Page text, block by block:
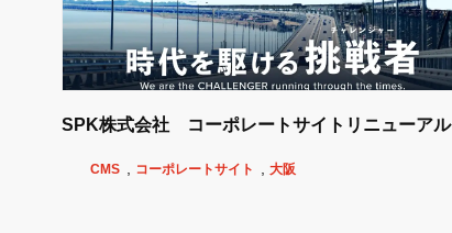
SPK株式会社 コーポレートサイトリニューアル
CMS コーポレートサイト 大阪